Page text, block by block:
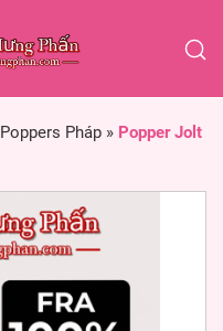
Poppers Pháp » Popper Jolt